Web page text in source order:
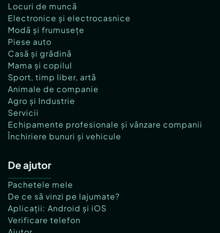
Locuri de muncă
Electronice și electrocasnice
Modă și frumusețe
Piese auto
Casă și grădină
Mama și copilul
Sport, timp liber, artă
Animale de companie
Agro și Industrie
Servicii
Echipamente profesionale și vânzare companii
Închiriere bunuri și vehicule
De ajutor
Pachetele mele
De ce să vinzi pe lajumate?
Aplicații: Android și iOS
Verificare telefon